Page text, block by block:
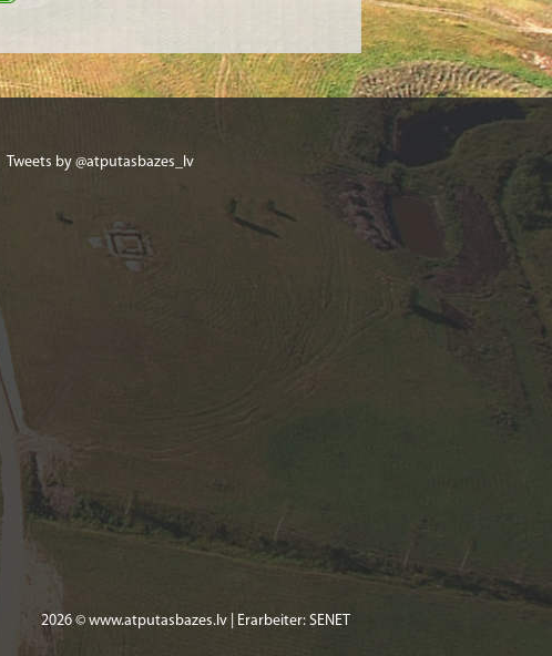
Tweets by @atputasbazes_lv
2026 © www.atputasbazes.lv | Erarbeiter: SENET